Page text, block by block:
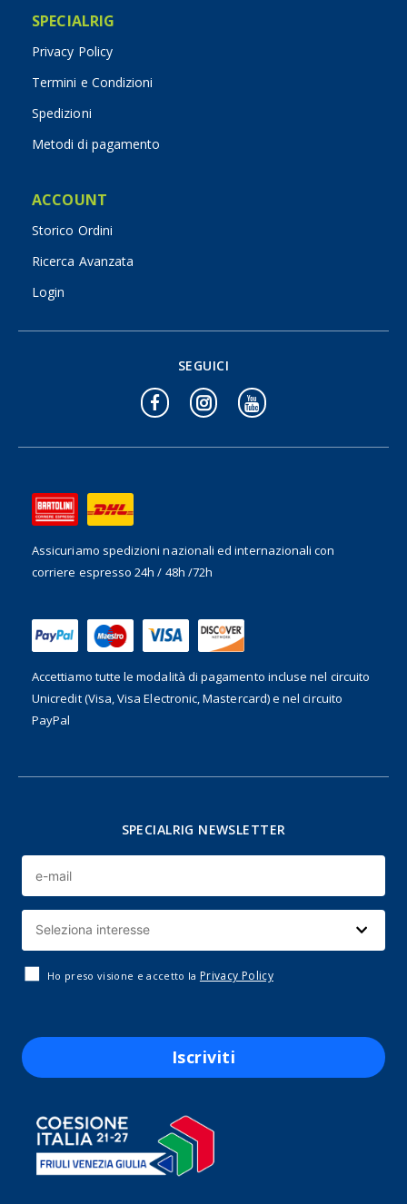
SPECIALRIG
Privacy Policy
Termini e Condizioni
Spedizioni
Metodi di pagamento
ACCOUNT
Storico Ordini
Ricerca Avanzata
Login
Assicuriamo spedizioni nazionali ed internazionalicon
corriere espresso 24h / 48h /72h
Accettiamo tutte le modalità di pagamento incluse nel circuito
Unicredit (Visa, Visa Electronic, Mastercard) e nel circuito
PayPal
SEGUICI
SPECIALRIG NEWSLETTER
Ho preso visione e accetto la Privacy Policy
Iscriviti